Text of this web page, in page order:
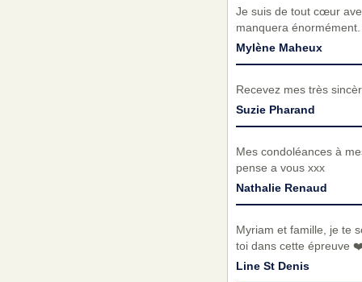
Je suis de tout cœur
manquera
Mylène Maheux
Recevez mes très
Suzie Pharand
Mes condoléances à
pense a vous xxx
Nathalie Renaud
Myriam et famille, je te
toi dans cette épreuve
Line St Denis